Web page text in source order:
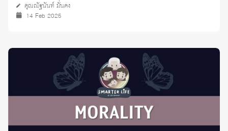
คุณณัฐนันท์ มั่นคง
14 Feb 2025